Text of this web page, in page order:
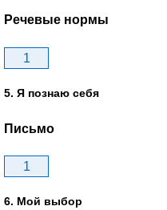
Речевые нормы
1
5. Я познаю себя
Письмо
1
6. Мой выбор